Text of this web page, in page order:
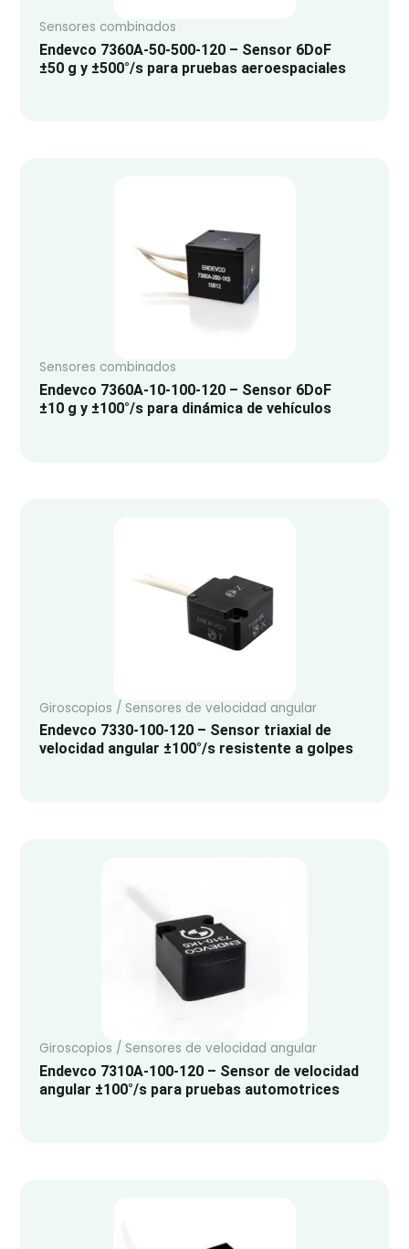
Sensores combinados
Endevco 7360A-50-500-120 – Sensor 6DoF
±50 g y ±500°/s para pruebas aeroespaciales
Sensores combinados
Endevco 7360A-10-100-120 – Sensor 6DoF
±10 g y ±100°/s para dinámica de vehículos
Giroscopios / Sensores de velocidad angular
Endevco 7330-100-120 – Sensor triaxial de
velocidad angular ±100°/s resistente a golpes
Giroscopios / Sensores de velocidad angular
Endevco 7310A-100-120 – Sensor de velocidad
angular ±100°/s para pruebas automotrices